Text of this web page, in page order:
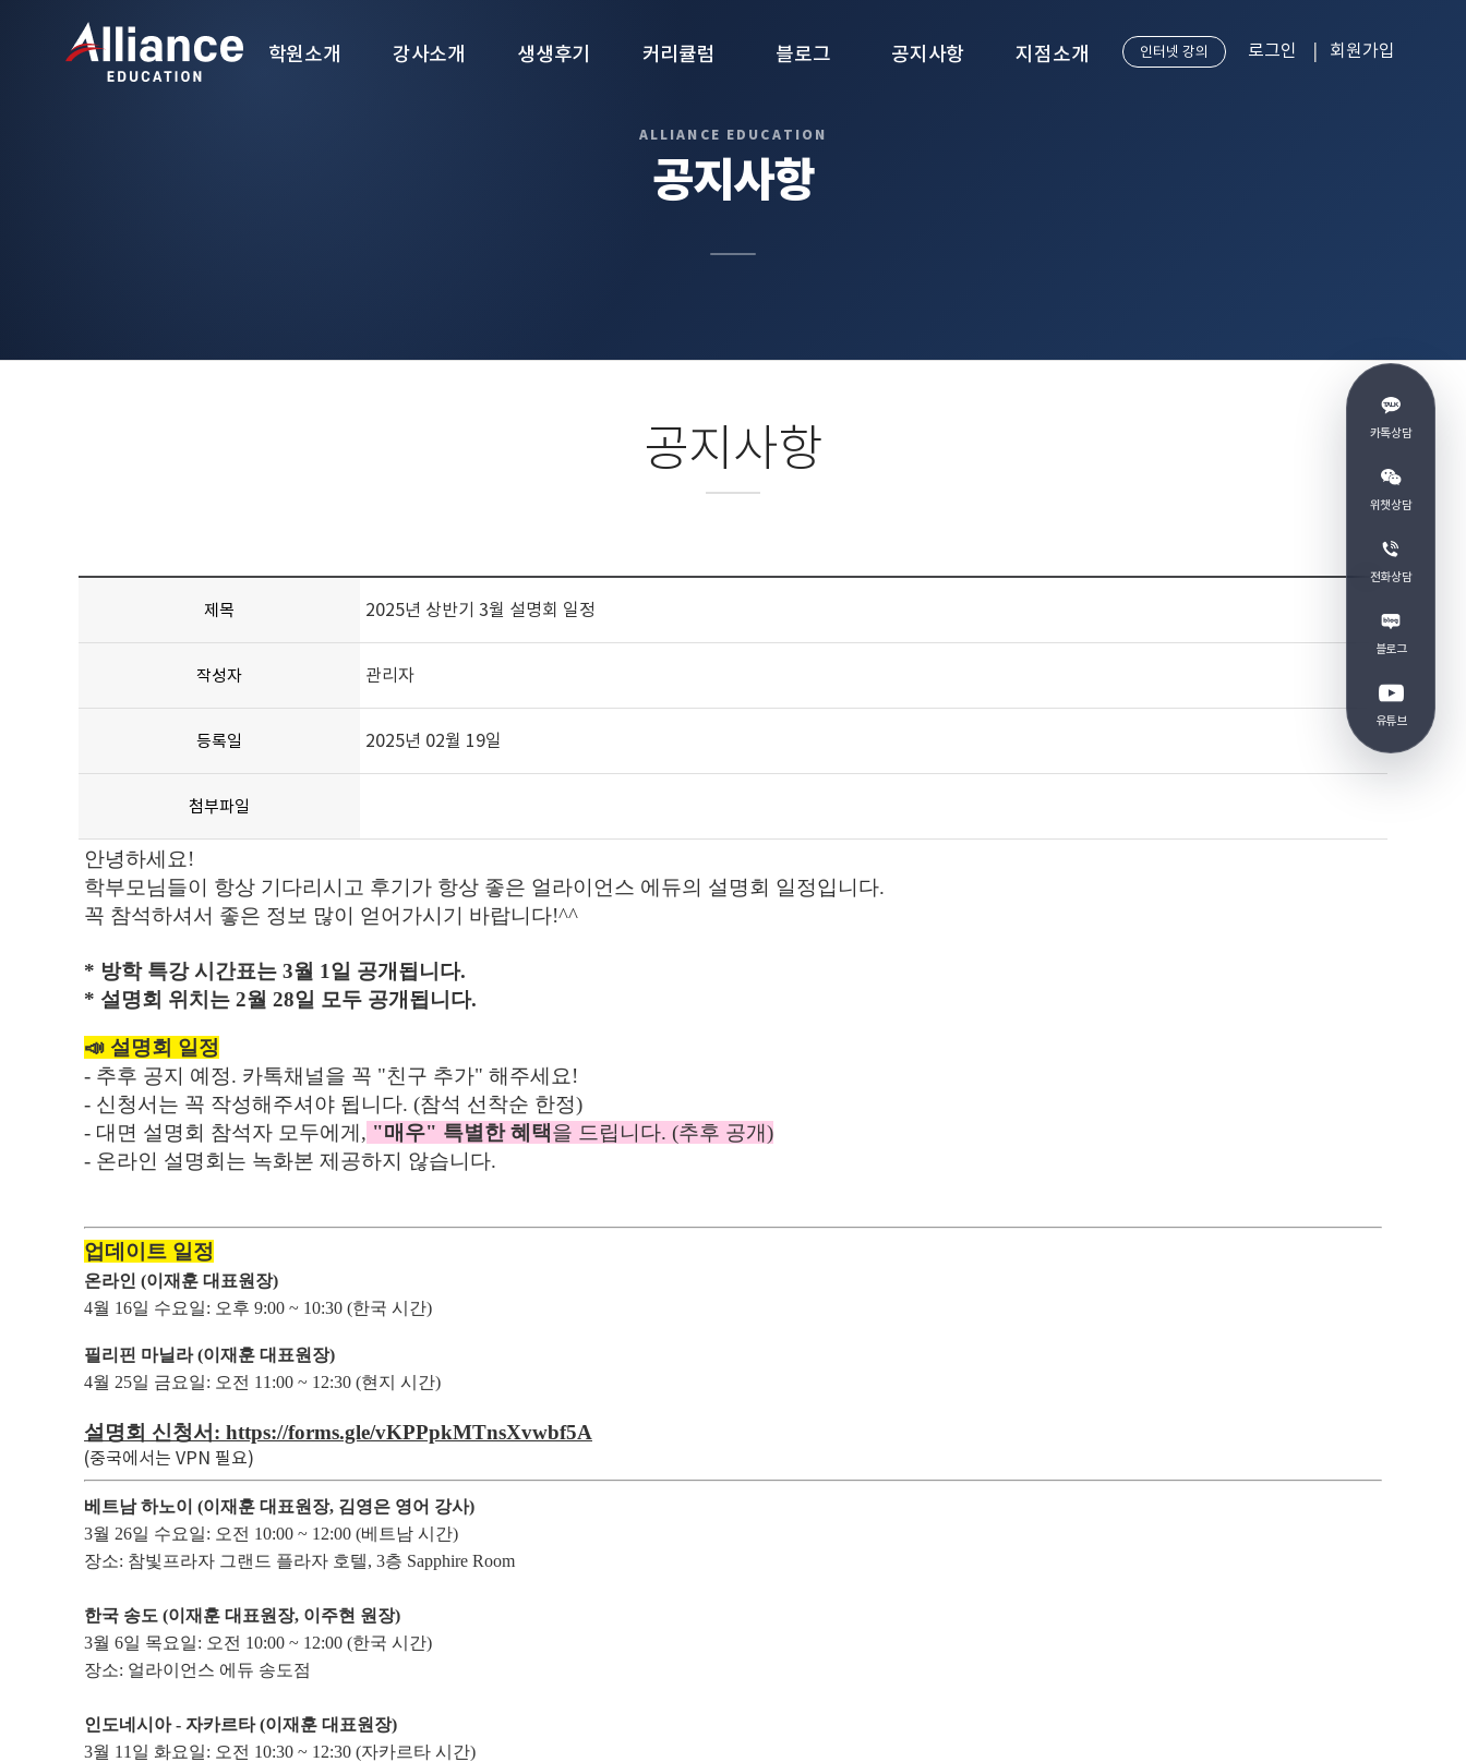
카톡상담
위챗상담
전화상담
블로그
유튜브
인터넷 강의 로그인 회원가입
학원소개 강사소개 생생후기 커리큘럼
1. 학년별 로드맵
2. IB Final Exam
집중 대비반
블로그
블로그
공지사항 지점소개
공지사항
공지사항
제목 2025년 상반기 3월 설명회 일정
작성자 관리자
등록일 2025년 02월 19일
첨부파일
안녕하세요!
학부모님들이 항상 기다리시고 후기가 항상 좋은 얼라이언스 에듀의 설명회 일정입니다.
꼭 참석하셔서 좋은 정보 많이 얻어가시기 바랍니다!^^
* 방학 특강 시간표는 3월 1일 공개됩니다.
* 설명회 위치는 2월 28일 모두 공개됩니다.
📣 설명회 일정
- 추후 공지 예정. 카톡채널을 꼭 "친구 추가" 해주세요!
- 신청서는 꼭 작성해주셔야 됩니다. (참석 선착순 한정)
- 대면 설명회 참석자 모두에게, "매우" 특별한 혜택을 드립니다. (추후 공개)
- 온라인 설명회는 녹화본 제공하지 않습니다.
업데이트 일정
온라인 (이재훈 대표원장)
4월 16일 수요일: 오후 9:00 ~ 10:30 (한국 시간)
필리핀 마닐라 (이재훈 대표원장)
4월 25일 금요일: 오전 11:00 ~ 12:30 (현지 시간)
설명회 신청서: https://forms.gle/vKPPpkMTnsXvwbf5A
(중국에서는 VPN 필요)
베트남 하노이 (이재훈 대표원장, 김영은 영어 강사)
3월 26일 수요일: 오전 10:00 ~ 12:00 (베트남 시간)
장소: 참빛프라자 그랜드 플라자 호텔, 3층 Sapphire Room
한국 송도 (이재훈 대표원장, 이주현 원장)
3월 6일 목요일: 오전 10:00 ~ 12:00 (한국 시간)
장소: 얼라이언스 에듀 송도점
인도네시아 - 자카르타 (이재훈 대표원장)
3월 11일 화요일: 오전 10:30 ~ 12:30 (자카르타 시간)